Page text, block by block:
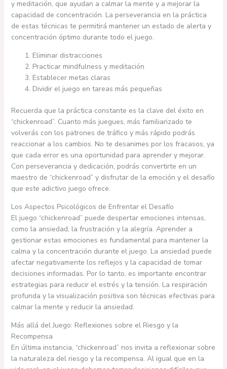
y meditación, que ayudan a calmar la mente y a mejorar la
capacidad de concentración. La perseverancia en la práctica
de estas técnicas te permitirá mantener un estado de alerta y
concentración óptimo durante todo el juego.
Eliminar distracciones
Practicar mindfulness y meditación
Establecer metas claras
Dividir el juego en tareas más pequeñas
Recuerda que la práctica constante es la clave del éxito en
“chickenroad”. Cuanto más juegues, más familiarizado te
volverás con los patrones de tráfico y más rápido podrás
reaccionar a los cambios. No te desanimes por los fracasos, ya
que cada error es una oportunidad para aprender y mejorar.
Con perseverancia y dedicación, podrás convertirte en un
maestro de “chickenroad” y disfrutar de la emoción y el desafío
que este adictivo juego ofrece.
Los Aspectos Psicológicos de Enfrentar el Desafío
El juego “chickenroad” puede despertar emociones intensas,
como la ansiedad, la frustración y la alegría. Aprender a
gestionar estas emociones es fundamental para mantener la
calma y la concentración durante el juego. La ansiedad puede
afectar negativamente los reflejos y la capacidad de tomar
decisiones informadas. Por lo tanto, es importante encontrar
estrategias para reducir el estrés y la tensión. La respiración
profunda y la visualización positiva son técnicas efectivas para
calmar la mente y reducir la ansiedad.
Más allá del Juego: Reflexiones sobre el Riesgo y la
Recompensa
En última instancia, “chickenroad” nos invita a reflexionar sobre
la naturaleza del riesgo y la recompensa. Al igual que en la